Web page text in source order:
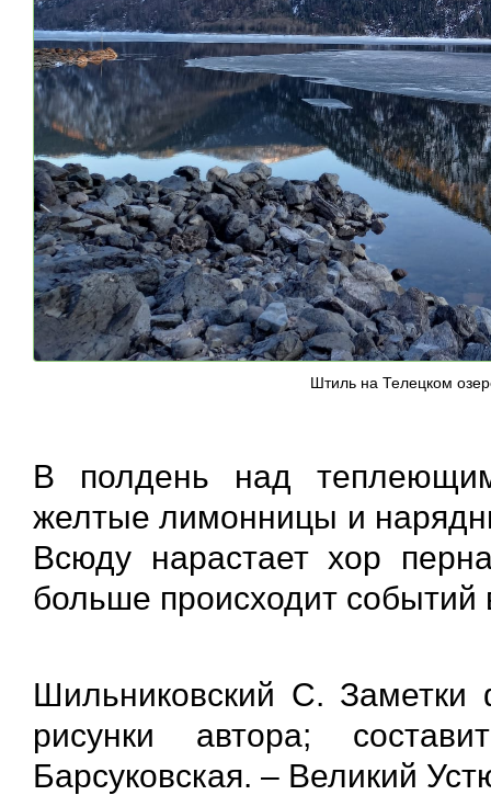
Штиль на Телецком
В полдень над
желтые лимонницы и
Всюду нарастает хор
больше происходит
Шильниковский С.
рисунки автора;
Барсуковская. – Великий